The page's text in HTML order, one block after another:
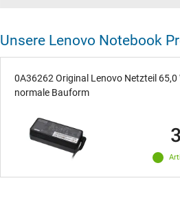
Unsere Lenovo Notebook
0A36262 Original Lenovo Netzteil 65,0
normale Bauform